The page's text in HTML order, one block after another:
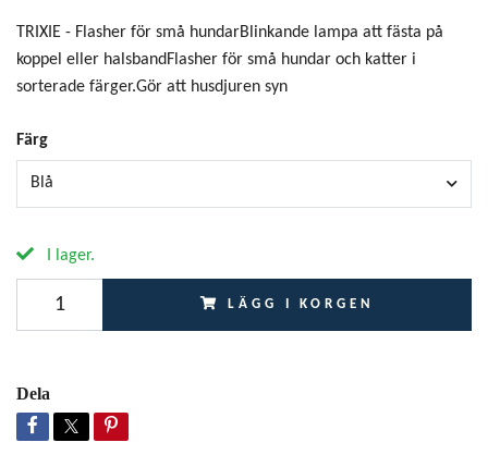
TRIXIE - Flasher för små hundarBlinkande lampa att fästa på
koppel eller halsbandFlasher för små hundar och katter i
sorterade färger.Gör att husdjuren syn
Färg
Blå
I lager.
LÄGG I KORGEN
Dela